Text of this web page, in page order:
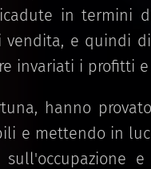
in termini
vendita, e quindi
invariati i profitti
hanno
e mettendo in